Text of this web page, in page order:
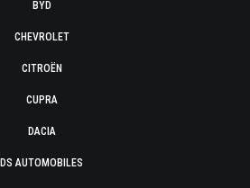
BYD
CHEVROLET
CITROËN
CUPRA
DACIA
DS AUTOMOBILES